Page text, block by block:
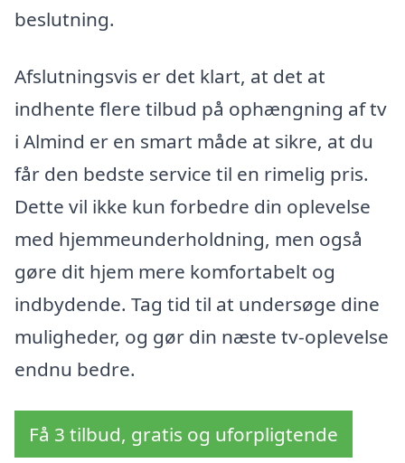
beslutning.
Afslutningsvis er det klart, at det at
indhente flere tilbud på ophængning af tv
i Almind er en smart måde at sikre, at du
får den bedste service til en rimelig pris.
Dette vil ikke kun forbedre din oplevelse
med hjemmeunderholdning, men også
gøre dit hjem mere komfortabelt og
indbydende. Tag tid til at undersøge dine
muligheder, og gør din næste tv-oplevelse
endnu bedre.
Få 3 tilbud, gratis og uforpligtende